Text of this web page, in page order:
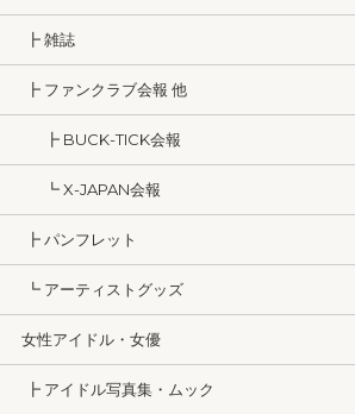
┣ 雑誌
┣ ファンクラブ会報 他
┣ BUCK-TICK会報
┗ X-JAPAN会報
┣ パンフレット
┗ アーティストグッズ
女性アイドル・女優
┣ アイドル写真集・ムック